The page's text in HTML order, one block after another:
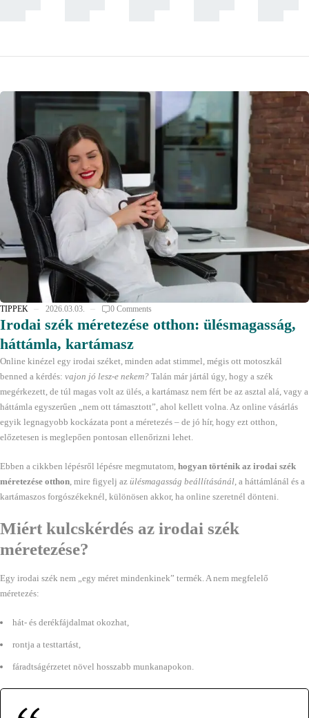
TIPPEK 2026.03.03. 0 Comments
Irodai szék méretezése otthon: ülésmagasság,
háttámla, kartámasz
Online kinézel egy irodai széket, minden adat stimmel, mégis ott motoszkál
benned a kérdés: vajon jó lesz-e nekem? Talán már jártál úgy, hogy a szék
megérkezett, de túl magas volt az ülés, a kartámasz nem fért be az asztal alá, vagy a
háttámla egyszerűen „nem ott támasztott”, ahol kellett volna. Az online vásárlás
egyik legnagyobb kockázata pont a méretezés – de jó hír, hogy ezt otthon,
előzetesen is meglepően pontosan ellenőrizni lehet.
Ebben a cikkben lépésről lépésre megmutatom, hogyan történik az irodai szék
méretezése otthon , mire figyelj az ülésmagasság beállításánál , a háttámlánál és a
kartámaszos forgószékeknél, különösen akkor, ha online szeretnél dönteni.
Miért kulcskérdés az irodai szék
méretezése?
Egy irodai szék nem „egy méret mindenkinek” termék. A nem megfelelő
méretezés:
hát- és derékfájdalmat okozhat,
rontja a testtartást,
fáradtságérzetet növel hosszabb munkanapokon.